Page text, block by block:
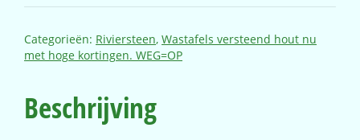
Categorieën: Riviersteen, Wastafels versteend hout nu
met hoge kortingen. WEG=OP
Beschrijving